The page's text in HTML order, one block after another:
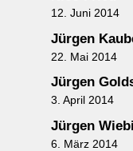
12. Juni 2014
Jürgen
22. Mai 2014
Jürgen
3. April 2014
Jürgen
6. März 2014